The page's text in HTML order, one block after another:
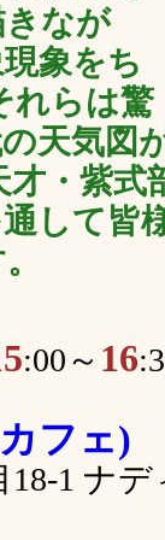
なが
象をち
れらは驚
天気図
・紫
して皆
:00～ 16
フェ)
18-1 ナ